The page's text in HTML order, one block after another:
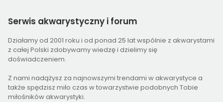
Serwis akwarystyczny i forum
Działamy od 2001 roku i od ponad 25 lat wspólnie z akwarystami
z całej Polski zdobywamy wiedzę i dzielimy się
doświadczeniem.
Z nami nadążysz za najnowszymi trendami w akwarystyce a
także spędzisz miło czas w towarzystwie podobnych Tobie
miłośników akwarystyki.